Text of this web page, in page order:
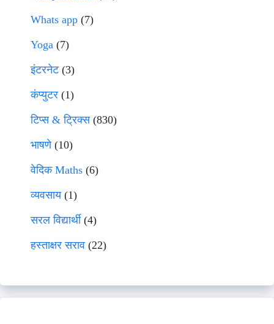
Whats app (7)
Yoga (7)
इंटरनेट(3)
कंप्युटर (1)
टिप्स & ट्रिक्स(830)
भाषणे(10)
वेदिक Maths (6)
व्यवसाय(1)
सरल विद्यार्थी(4)
हस्ताक्षर सराव (22)